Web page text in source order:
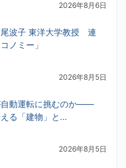
2026年8月6日
波子 東洋大学教授 連
コノミー」
2026年8月5日
自動運転に挑むのか――
る「建物」と…
2026年8月5日